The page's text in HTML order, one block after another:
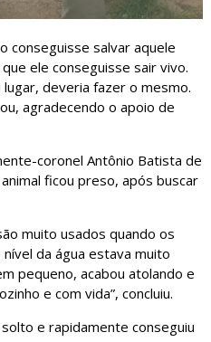
conseguisse salvar aquele
ele conseguisse sair vivo.
deveria fazer o mesmo.
agradecendo o apoio de
coronel Antônio Batista de
ficou preso, após buscar
muito usados quando os
da água estava muito
pequeno, acabou atolando e
e com vida”, concluiu.
e rapidamente conseguiu